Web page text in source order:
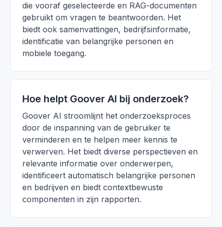
die vooraf geselecteerde en RAG-documenten
gebruikt om vragen te beantwoorden. Het
biedt ook samenvattingen, bedrijfsinformatie,
identificatie van belangrijke personen en
mobiele toegang.
Hoe helpt Goover AI bij onderzoek?
Goover AI stroomlijnt het onderzoeksproces
door de inspanning van de gebruiker te
verminderen en te helpen meer kennis te
verwerven. Het biedt diverse perspectieven en
relevante informatie over onderwerpen,
identificeert automatisch belangrijke personen
en bedrijven en biedt contextbewuste
componenten in zijn rapporten.